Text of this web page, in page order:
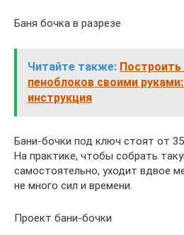
Баня бочка в разрезе
Читайте также: Построить
пеноблоков своими
инструкция
Бани-бочки под ключ стоят от
На практике, чтобы собрать
самостоятельно, уходит вдвое
не много сил и времени.
Проект бани-бочки